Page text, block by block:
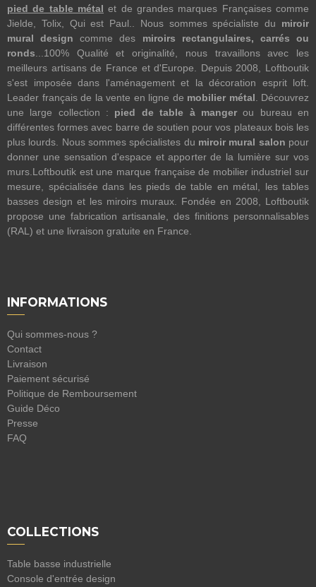
pied de table métal et de grandes marques Françaises comme
Jielde, Tolix, Qui est Paul.. Nous sommes spécialiste du miroir
mural design comme des miroirs rectangulaires, carrés ou
ronds ...100% Qualité et originalité, nous travaillons avec les
meilleurs artisans de France et d'Europe. Depuis 2008, Loftboutik
s'est imposée dans l'aménagement et la décoration esprit loft.
Leader français de la vente en ligne de mobilier métal . Découvrez
une large collection : pied de table à mangerou bureau en
différentes formes avec barre de soutien pour vos plateaux bois les
plus lourds. Nous sommes spécialistes du miroir mural salon pour
donner une sensation d'espace et apporter de la lumière sur vos
murs.Loftboutik est une marque française de mobilier industriel sur
mesure, spécialisée dans les pieds de table en métal, les tables
basses design et les miroirs muraux. Fondée en 2008, Loftboutik
propose une fabrication artisanale, des finitions personnalisables
(RAL) et une livraison gratuite en France.
INFORMATIONS
Qui sommes-nous ?
Contact
Livraison
Paiement sécurisé
Politique de Remboursement
Guide Déco
Presse
FAQ
COLLECTIONS
Table basse industrielle
Console d'entrée design